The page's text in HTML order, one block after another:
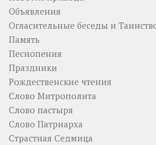
Объявления
Огласительные беседы и
Память
Песнопения
Праздники
Рождественские чтения
Слово Митрополита
Слово пастыря
Слово Патриарха
Страстная Седмица